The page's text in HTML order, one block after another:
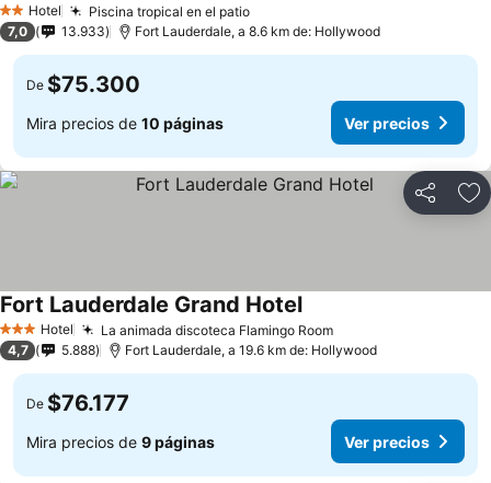
2 Estrellas
Hotel Piscina tropical en el patio
7,0 13.933 Fort Lauderdale, a 8.6 km de: Hollywood
De $75.300
Mira precios de 10 páginas Ver precios
Compartir
3 Estrellas
Hotel La animada discoteca Flamingo Room
Fort Lauderdale Grand Hotel
4,7 5.888 Fort Lauderdale, a 19.6 km de: Hollywood
De $76.177
Mira precios de 9 páginas Ver precios